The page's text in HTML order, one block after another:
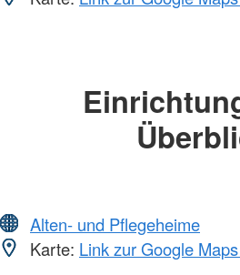
Alten- und Pflegeheime
Karte: Link zur Google